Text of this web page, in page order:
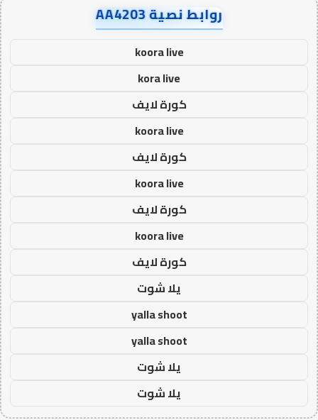
روابط نصية AA4203
koora live
kora live
كورة لايف
koora live
كورة لايف
koora live
كورة لايف
koora live
كورة لايف
يلا شوت
yalla shoot
yalla shoot
يلا شوت
يلا شوت